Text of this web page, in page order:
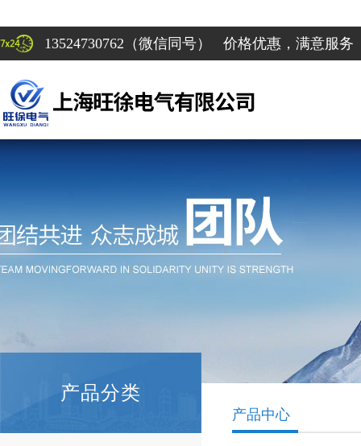
13524730762（微信同号） 价格优惠，满意服务
产品分类
产品中心